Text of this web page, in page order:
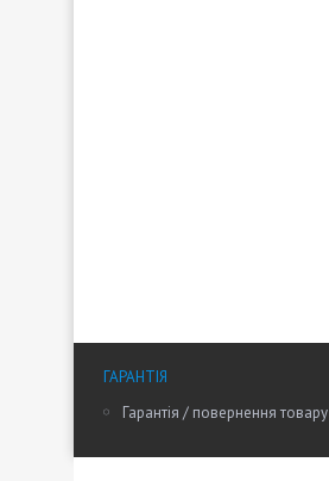
ГАРАНТІЯ
Гарантія / повернення товару